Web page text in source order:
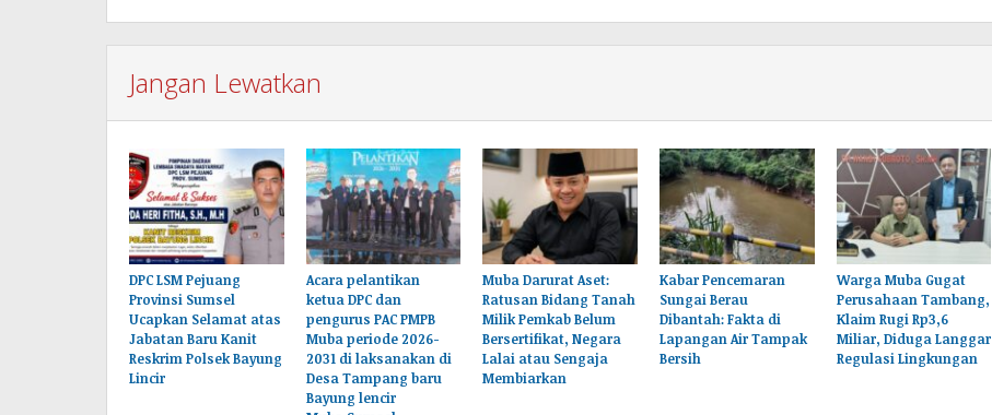
Jangan Lewatkan
DPC LSM Pejuang
Provinsi Sumsel
Ucapkan Selamat atas
Jabatan Baru Kanit
Reskrim Polsek Bayung
Lincir
Acara pelantikan
ketua DPC dan
pengurus PAC PMPB
Muba periode 2026-
2031 di laksanakan di
Desa Tampang baru
Bayung lencir
Muba Darurat Aset:
Ratusan Bidang Tanah
Milik Pemkab Belum
Bersertifikat, Negara
Lalai atau Sengaja
Membiarkan
Kabar Pencemaran
Sungai Berau
Dibantah: Fakta di
Lapangan Air Tampak
Bersih
Warga Muba Gugat
Perusahaan Tambang,
Klaim Rugi Rp3,6
Miliar, Diduga Langgar
Regulasi Lingkungan